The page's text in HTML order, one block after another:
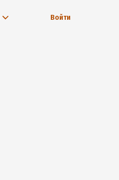
Войти